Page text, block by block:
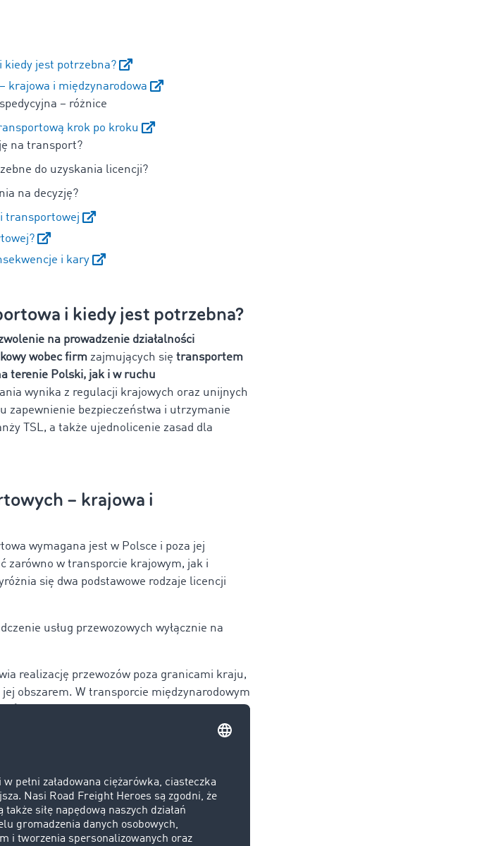
jest potrzebna?
krajowa i międzynarodowa
– różnice
krok po kroku
na transport?
do uzyskania licencji?
na decyzję?
transportowej
i kary
i kiedy jest potrzebna?
na prowadzenie działalności
wobec firm zajmujących się transportem
terenie Polski, jak i w ruchu
wynika z regulacji krajowych oraz unijnych
zapewnienie bezpieczeństwa i utrzymanie
TSL, a także ujednolicenie zasad dla
– krajowa i
wymagana jest w Polsce i poza jej
zarówno w transporcie krajowym, jak i
się dwa podstawowe rodzaje licencji
usług przewozowych wyłącznie na
realizację przewozów poza granicami kraju,
obszarem. W transporcie międzynarodowym
, czyli licencja na wykonywanie
przy przewozie. Na podstawie tego
dla innych podmiotów, ale sama nie
dokładnie różni się licencja transportowa